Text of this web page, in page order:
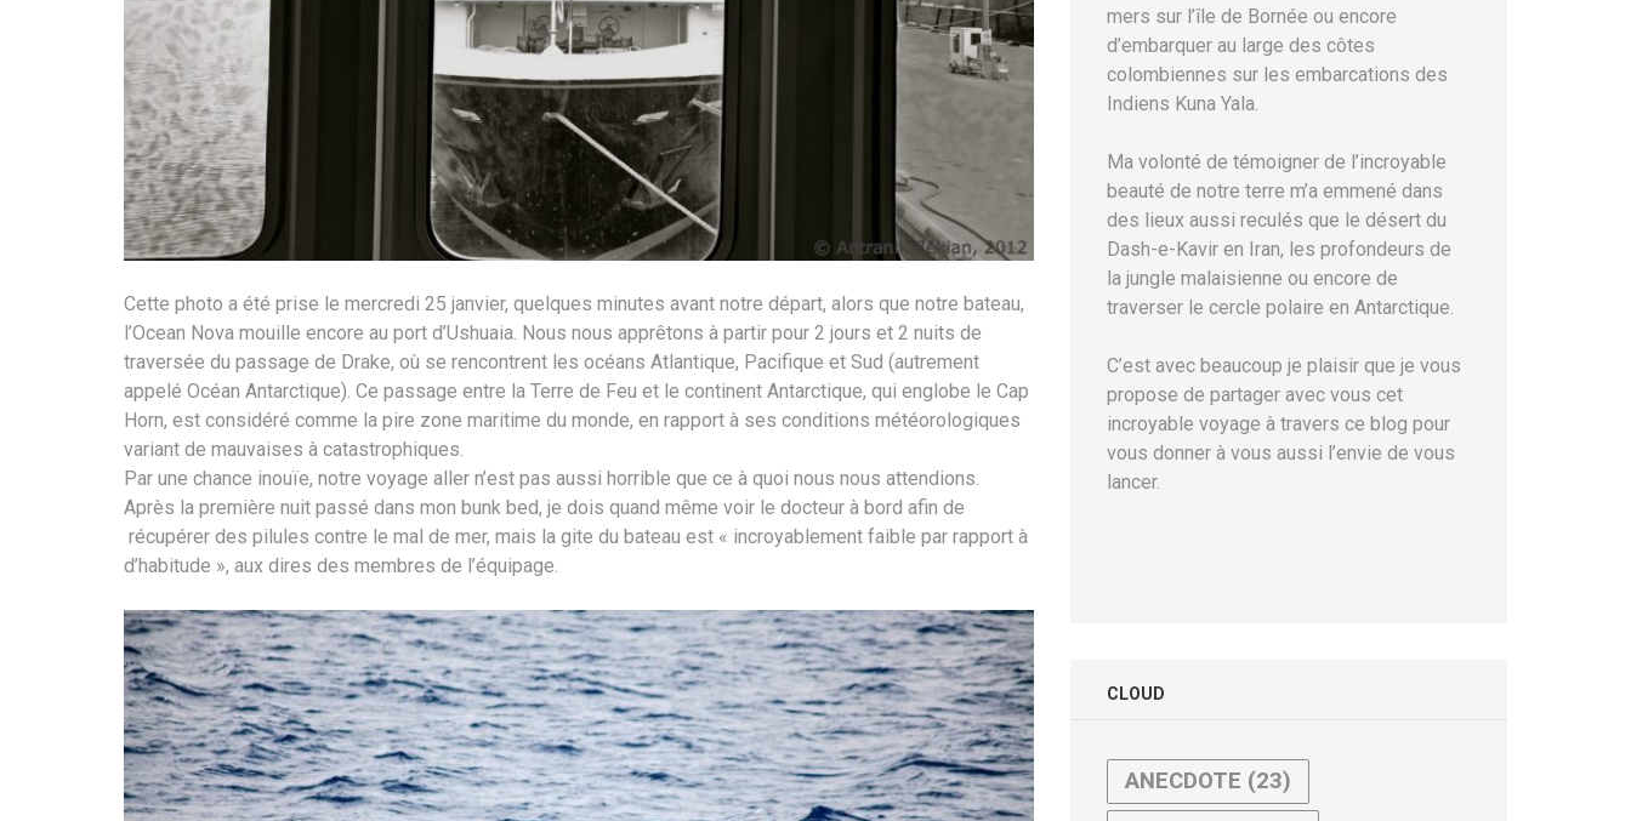
Cette photo a été prise le mercredi 25 janvier, quelques minutes avant notre départ, alors que notre bateau,
l’Ocean Nova mouille encore au port d’Ushuaia. Nous nous apprêtons à partir pour 2 jours et 2 nuits de
traversée du passage de Drake, où se rencontrent les océans Atlantique, Pacifique et Sud (autrement
appelé Océan Antarctique). Ce passage entre la Terre de Feu et le continent Antarctique, qui englobe le Cap
Horn, est considéré comme la pire zone maritime du monde, en rapport à ses conditions météorologiques
variant de mauvaises à catastrophiques.
Par une chance inouïe, notre voyage aller n’est pas aussi horrible que ce à quoi nous nous attendions.
Après la première nuit passé dans mon bunk bed, je dois quand même voir le docteur à bord afin de
récupérer des pilules contre le mal de mer, mais la gite du bateau est « incroyablement faible par rapport à
d’habitude », aux dires des membres de l’équipage.
mers sur l’île de Bornée ou encore
d’embarquer au large des côtes
colombiennes sur les embarcations des
Indiens Kuna Yala.
Ma volonté de témoigner de l’incroyable
beauté de notre terre m’a emmené dans
des lieux aussi reculés que le désert du
Dash-e-Kavir en Iran, les profondeurs de
la jungle malaisienne ou encore de
traverser le cercle polaire en Antarctique.
C’est avec beaucoup je plaisir que je vous
propose de partager avec vous cet
incroyable voyage à travers ce blog pour
vous donner à vous aussi l’envie de vous
lancer.
CLOUD
ANECDOTE (23)